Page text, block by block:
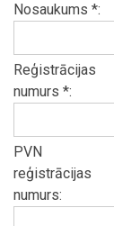
Nosaukums *:
Reģistrācijas
numurs *:
PVN
reģistrācijas
numurs: